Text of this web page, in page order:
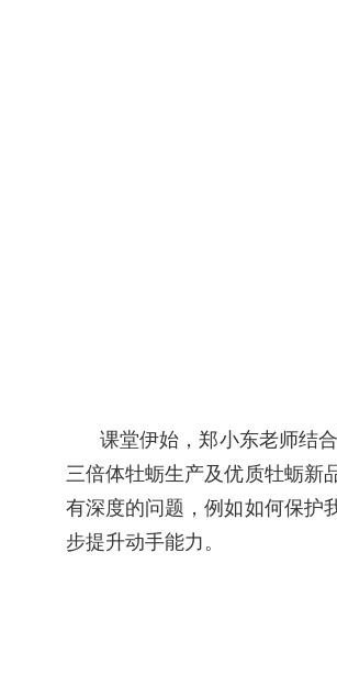
课堂伊始，郑小东老师结合
三倍体牡蛎生产及优质牡蛎新
有深度的问题，例如如何保护
步提升动手能力。